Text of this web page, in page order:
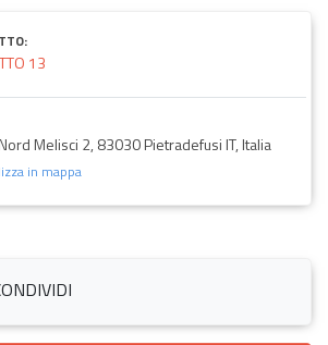
13
Melisci 2, 83030 Pietradefusi IT, Italia
in mappa